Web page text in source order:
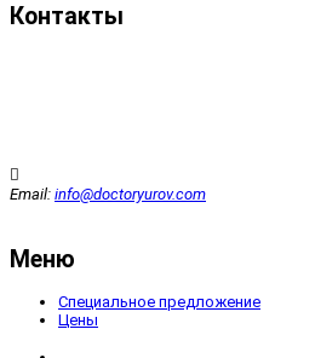
Контакты
Email: info@doctoryurov.com
Меню
Специальное предложение
Цены